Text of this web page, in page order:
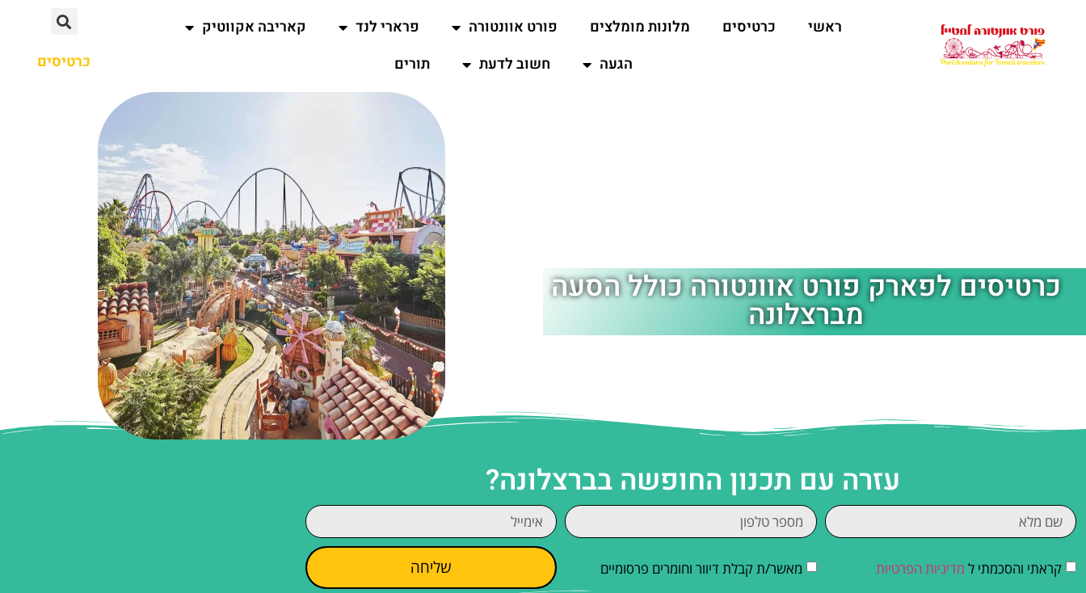
ראשי כרטיסים מלונות מומלצים פורט אוונטורה פרארי לנד
קאריבה אקווטיק
הגעה
חשוב לדעת תורים כרטיסים
כרטיסים לפארק פורט אוונטורה כולל הסעה
מברצלונה
עזרה עם תכנון החופשה בברצלונה?
קראתי והסכמתי ל מדיניות הפרטיות מאשר/ת קבלת דיוור וחומרים פרסומיים שליחה